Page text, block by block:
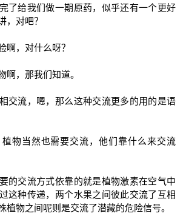
了给我们做一期原药，似乎还有一个更好
，对吧？
啊，对什么呀？
啊，那我们知道。
交流，嗯，那么这种交流更多的用的是语
物当然也需要交流，他们靠什么来交流
的交流方式依靠的就是植物激素在空气中
这种传递，两个水果之间彼此交流了互相
植物之间呢则是交流了潜藏的危险信号。